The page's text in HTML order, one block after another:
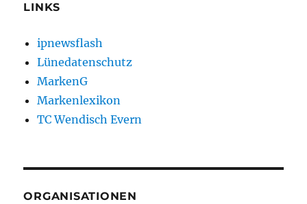
LINKS
ipnewsflash
Lünedatenschutz
MarkenG
Markenlexikon
TC Wendisch Evern
ORGANISATIONEN